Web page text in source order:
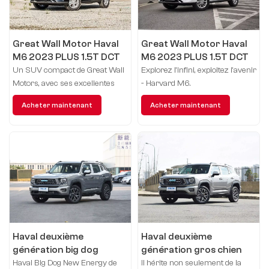
Great Wall Motor Haval
M6 2023 PLUS 1.5T DCT
Elite lien intelligent
Un SUV compact de Great Wall
Motors, avec ses excellentes
performances et son design
élégant, mène la nouvelle
Acheter maintenant
Great Wall Motor Haval
M6 2023 PLUS 1.5T DCT
Deluxe modèle Smart
Connect
Explorez l'infini, exploitez l'avenir
- Harvard M6.
Acheter maintenant
Haval deuxième
génération big dog
nouvelle énergie 2023
Haval Big Dog New Energy de
Haval deuxième
génération gros chien
nouvelle énergie
Il hérite non seulement de la